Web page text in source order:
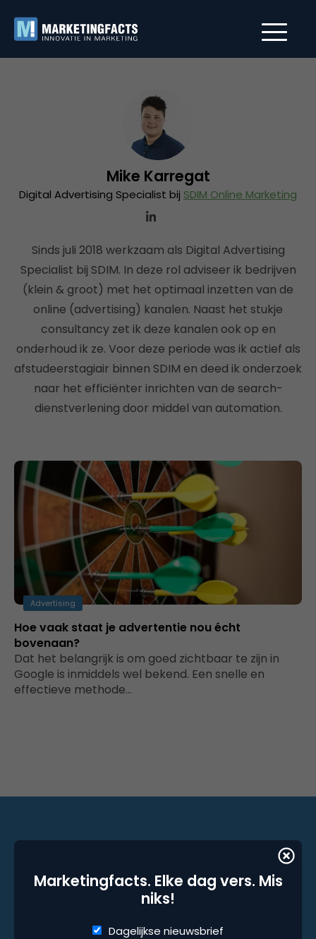
Mike Karregat
Digital Advertising Specialist bij SDIM Online Marketing
Sinds juli 2018 werkzaam als Digital Advertising
Specialist bij SDIM. In deze rol adviseer ik bedrijven
(klein & groot) met het optimaal inzetten van de
online (advertising) kanalen. Naast het stukje
consultancy zet ik deze kanalen ook op en
onderhoud ik ze. Voor deze periode was ik actief als
afstudeerstagiair binnen SDIM en deed ik onderzoek
naar het efficiënter inrichten van de search-
dienstverlening door middel van automation.
Advertising
Hoe vaak staat je advertentie nou écht
bovenaan?
Dat het belangrijk is om goed zichtbaar te zijn in
Google is inmiddels wel bekend. Een snelle en
effectieve methode…
Marketingfacts. Elke dag vers. Mis
niks!
Dagelijkse nieuwsbrief
Marketingfacts. Elke dag vers. Mis niks!
Dagelijkse nieuwsbrief